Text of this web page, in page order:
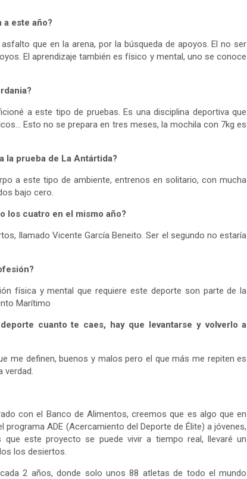
este año?
que en la arena, por la búsqueda de apoyos. El no ser
El aprendizaje también es físico y mental, uno se conoce
a este tipo de pruebas. Es una disciplina deportiva que
Esto no se prepara en tres meses, la mochila con 7kg es
la prueba de La Antártida?
a este tipo de ambiente, entrenos en solitario, con mucha
bajo cero.
los cuatro en el mismo año?
llamado Vicente García Beneito. Ser el segundo no estaría
física y mental que requiere este deporte son parte de la
Marítimo
cuanto te caes, hay que levantarse y volverlo a
me definen, buenos y malos pero el que más me repiten es
verdad.
con el Banco de Alimentos, creemos que es algo que en
ADE (Acercamiento del Deporte de Élite) a jóvenes,
que este proyecto se puede vivir a tiempo real, llevaré un
los desiertos.
2 años, donde solo unos 88 atletas de todo el mundo